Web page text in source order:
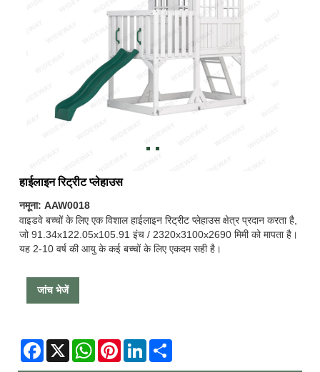
हाईलाइन रिट्रीट प्लेहाउस
नमूना: AAW0018
वाइडवे बच्चों के लिए एक विशाल हाईलाइन रिट्रीट प्लेहाउस क्षेत्र प्रदान करता है,
जो 91.34x122.05x105.91 इंच / 2320x3100x2690 मिमी को मापता है।
यह 2-10 वर्ष की आयु के कई बच्चों के लिए एकदम सही है।
जांच भेजें
Facebook
X WhatsApp
PinterestLinkedIn